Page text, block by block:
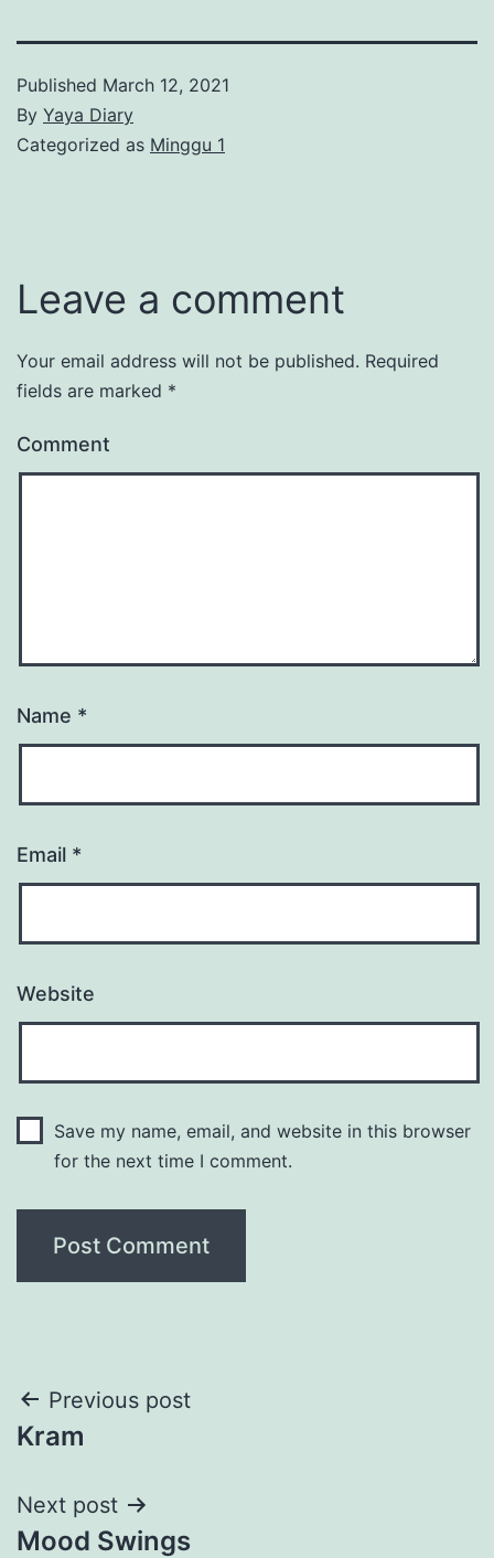
Published March 12, 2021
By Yaya Diary
Categorized as Minggu 1
Leave a comment
Your email address will not be published. Required
fields are marked *
Comment
Name *
Email *
Website
Save my name, email, and website in this browser
for the next time I comment.
Post
navigation
Previous post
Kram
Next post
Mood Swings